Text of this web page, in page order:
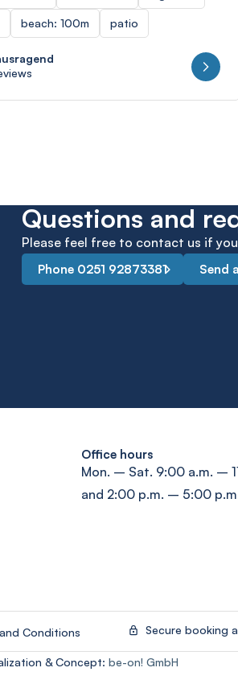
beach: 100m patio
Questions and
Please feel free to contact us if
Phone 0251 92873381 Send
Office hours
Mon. – Sat. 9:00 a.m. –
and 2:00 p.m. – 5:00
Conditions Secure booking
& Concept: be-on! GmbH